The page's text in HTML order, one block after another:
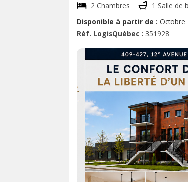
2 Chambres
1 Salle de
Disponible à partir de : Octobre
Réf. LogisQuébec : 351928